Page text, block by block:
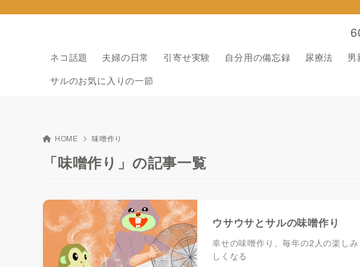
ネコ話題 夫婦の日常 引寄せ実験 自分用の備忘録 尿療法 男
サルのお気に入りの一節
HOME 味噌作り
「味噌作り」の記事一覧
ウサウサとサルの味噌作り
幸せの味噌作り、毎年の2人の楽し
しくなる